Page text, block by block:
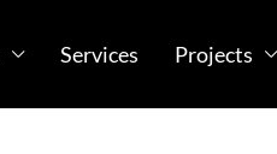
Services Projects